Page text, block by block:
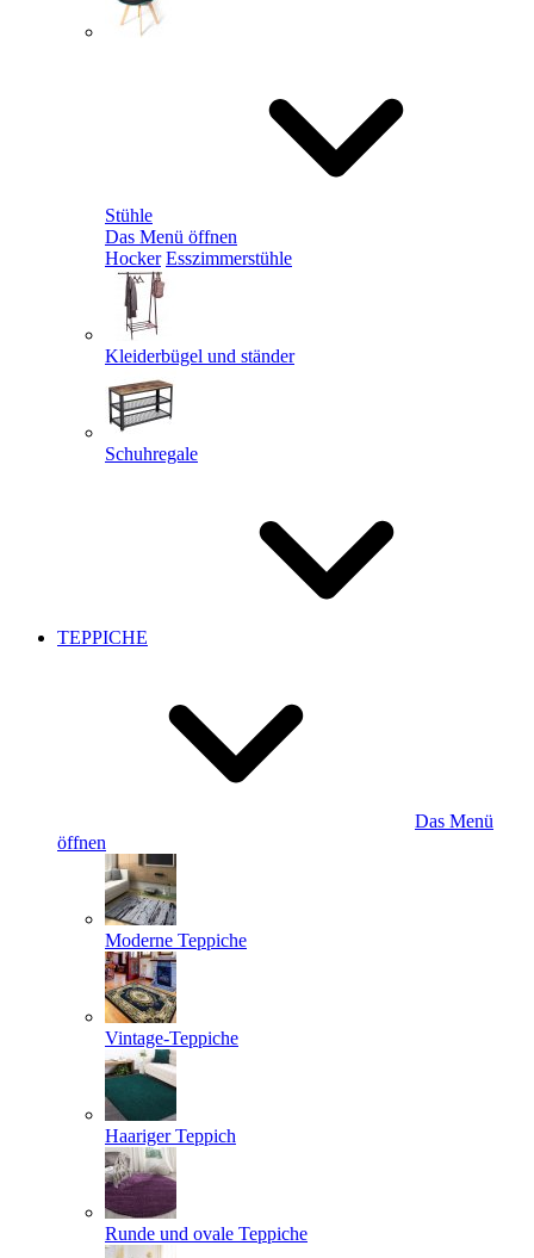
Stühle
Das Menü öffnen
Hocker Esszimmerstühle
Kleiderbügel und ständer
Schuhregale
TEPPICHE
Das Menü
öffnen
Moderne Teppiche
Vintage-Teppiche
Haariger Teppich
Runde und ovale Teppiche